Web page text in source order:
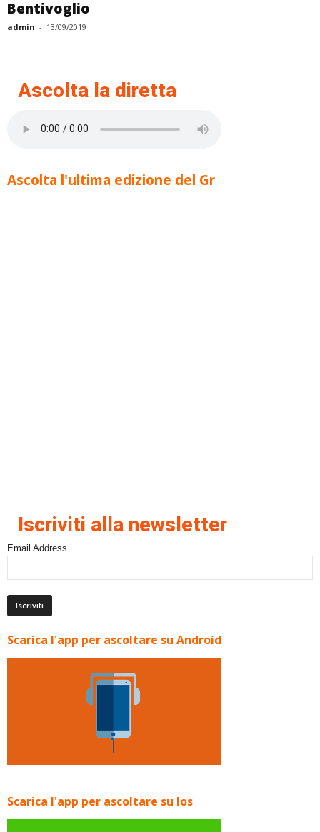
Bentivoglio
admin - 13/09/2019
Ascolta la diretta
Ascolta l'ultima edizione del Gr
Iscriviti alla newsletter
Email Address
Scarica l'app per ascoltare su Android
Scarica l'app per ascoltare su Ios